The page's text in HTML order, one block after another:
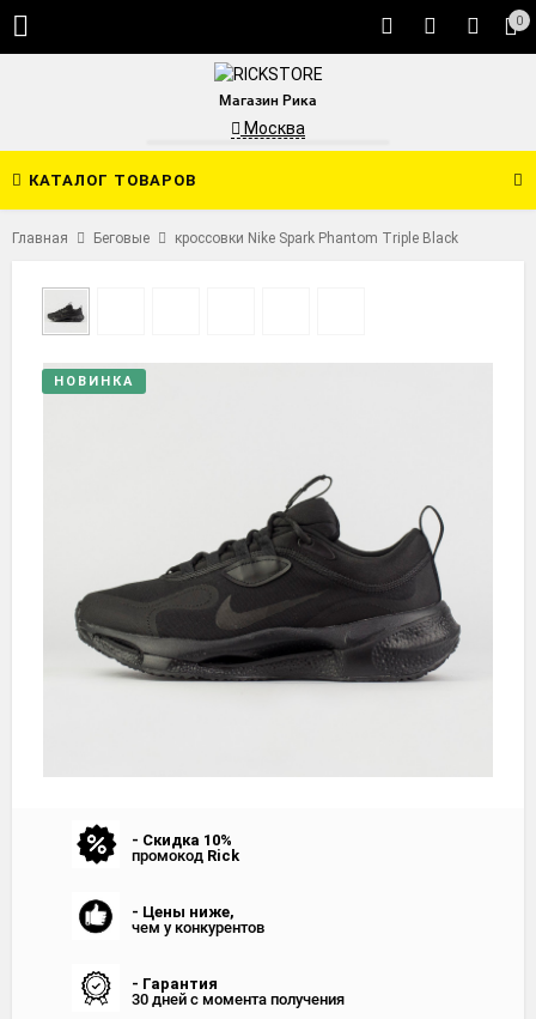
0
Магазин Рика
Москва
КАТАЛОГ ТОВАРОВ
Главная Беговые кроссовки Nike Spark Phantom Triple Black
НОВИНКА
- Скидка 10%
промокод Rick
- Цены ниже,
чем у конкурентов
- Гарантия
30 дней с момента получения